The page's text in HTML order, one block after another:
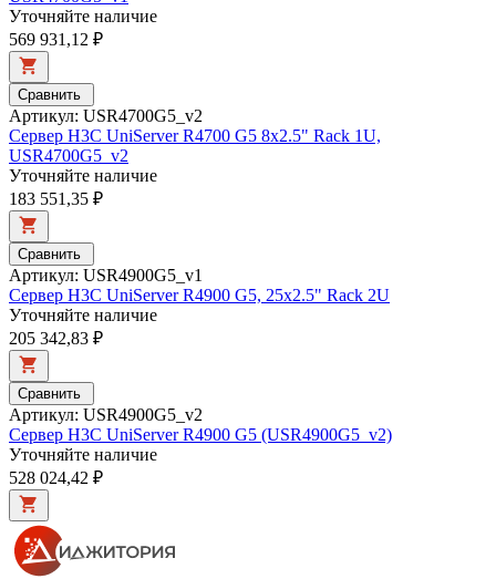
Уточняйте наличие
569 931,12 ₽
Сравнить
Артикул: USR4700G5_v2
Сервер H3C UniServer R4700 G5 8x2.5" Rack 1U,
USR4700G5_v2
Уточняйте наличие
183 551,35 ₽
Сравнить
Артикул: USR4900G5_v1
Сервер H3C UniServer R4900 G5, 25x2.5" Rack 2U
Уточняйте наличие
205 342,83 ₽
Сравнить
Артикул: USR4900G5_v2
Сервер H3C UniServer R4900 G5 (USR4900G5_v2)
Уточняйте наличие
528 024,42 ₽